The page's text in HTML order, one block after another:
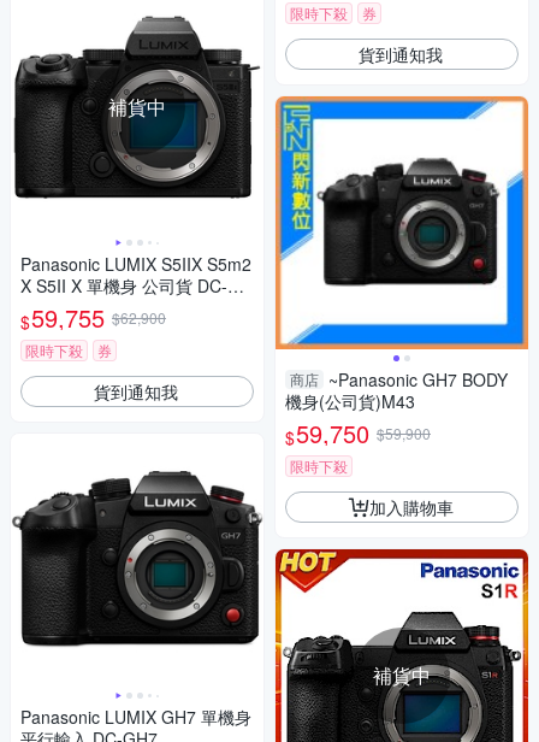
補貨中
Panasonic LUMIX S5IIX S5m2
X S5II X 單機身 公司貨 DC-S5
M2X
$59,755 $62,900
限時下殺
券
貨到通知我
Panasonic LUMIX GH7 單機身
限時下殺
券
貨到通知我
商店 ~Panasonic GH7 BODY
機身(公司貨)M43
$59,750 $59,900
限時下殺
加入購物車
補貨中